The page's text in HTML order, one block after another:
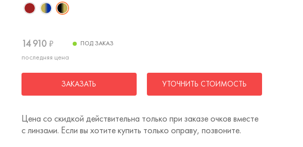
14 910 ₽
последняя цена
ПОД ЗАКАЗ
ЗАКАЗАТЬ УТОЧНИТЬ СТОИМОСТЬ
Цена со скидкой действительна только при заказе очков вместе
с линзами. Если вы хотите купить только оправу, позвоните.